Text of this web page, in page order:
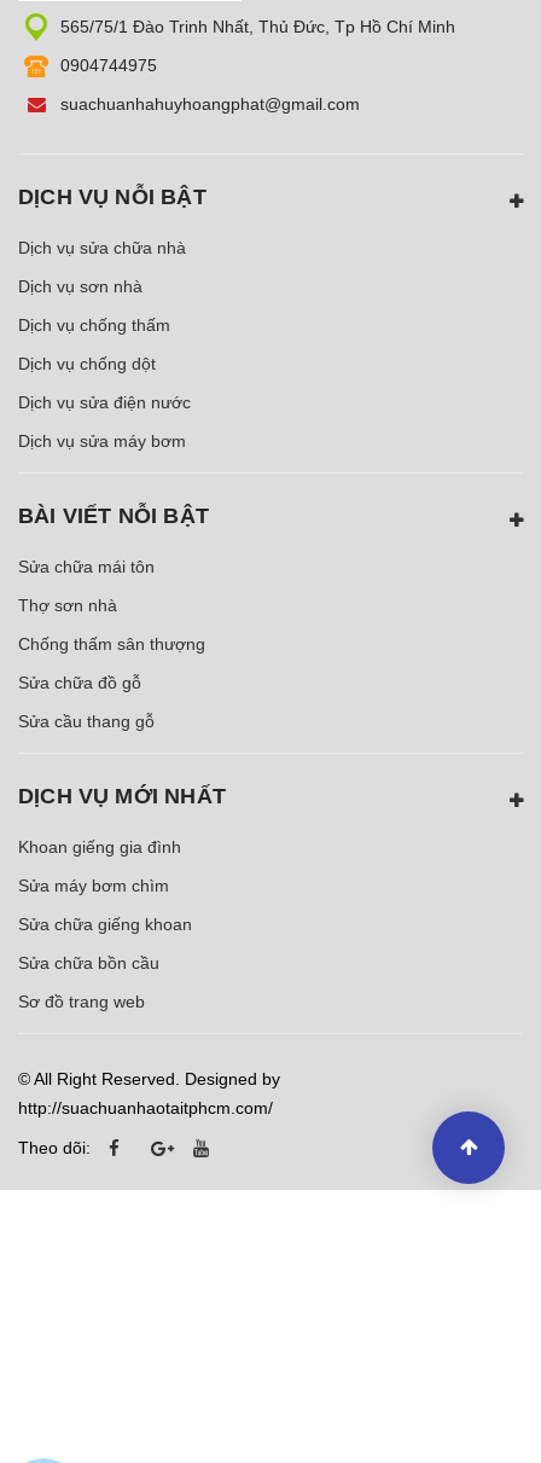
565/75/1 Đào Trinh Nhất, Thủ Đức, Tp Hồ Chí Minh
0904744975
suachuanhahuyhoangphat@gmail.com
DỊCH VỤ NỖI BẬT
Dịch vụ sửa chữa nhà
Dịch vụ sơn nhà
Dịch vụ chống thấm
Dịch vụ chống dột
Dịch vụ sửa điện nước
Dịch vụ sửa máy bơm
BÀI VIẾT NỖI BẬT
Sửa chữa mái tôn
Thợ sơn nhà
Chống thấm sân thượng
Sửa chữa đồ gỗ
Sửa cầu thang gỗ
DỊCH VỤ MỚI NHẤT
Khoan giếng gia đình
Sửa máy bơm chìm
Sửa chữa giếng khoan
Sửa chữa bồn cầu
Sơ đồ trang web
© All Right Reserved. Designed by
http://suachuanhaotaitphcm.com/
Theo dõi: